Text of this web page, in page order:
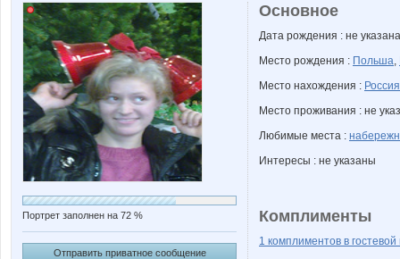
Портрет заполнен на 72 %
Отправить приватное сообщение
Основное
Дата рождения : не указана
Место рождения : Польша,
Место нахождения : Россия
Место проживания : не
Любимые места :
Интересы : не указаны
Комплименты
1 комплиментов в гостевой